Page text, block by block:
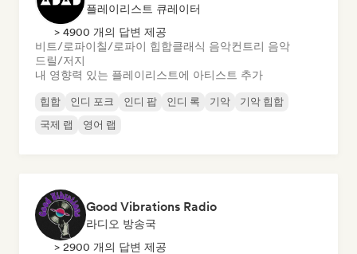
플레이리스트 큐레이터
> 4900 개의 답변 제공
비트/로파이칠/로파이 힙합클래식 음악컨트리 음악
드릴/저지
내 영향력 있는 플레이리스트에 아티스트 추가
힙합 인디 포크 인디 팝 인디 록 기악
기악 힙합
국제 랩
영어 랩
Good Vibrations Radio
라디오 방송국
> 2900 개의 답변 제공